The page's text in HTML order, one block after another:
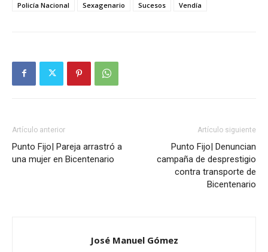
Policía Nacional Sexagenario Sucesos Vendía
Artículo anterior
Punto Fijo| Pareja arrastró a
una mujer en Bicentenario
Artículo siguiente
Punto Fijo| Denuncian
campaña de desprestigio
contra transporte de
Bicentenario
José Manuel Gómez